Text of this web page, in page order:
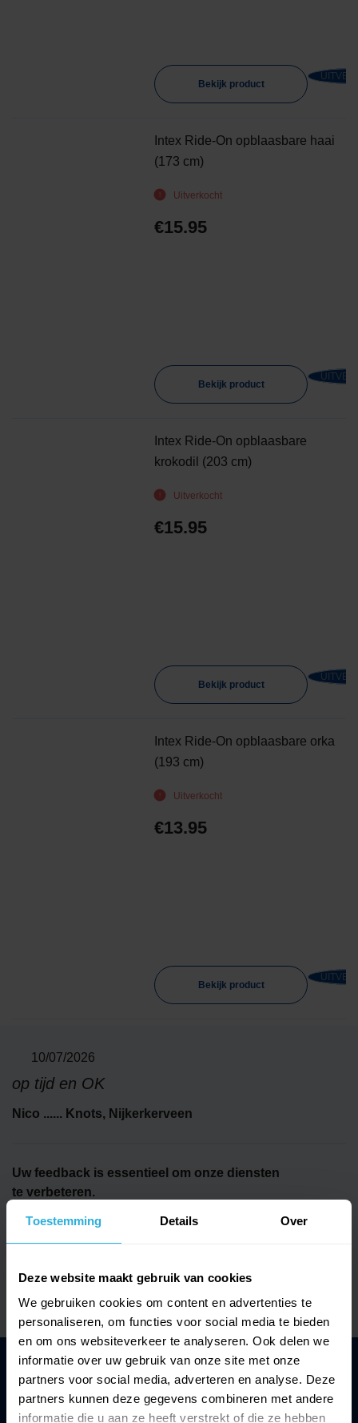
Toestemming Details Over
Deze website maakt gebruik van cookies
We gebruiken cookies om content en advertenties te
personaliseren, om functies voor social media te bieden
en om ons websiteverkeer te analyseren. Ook delen we
informatie over uw gebruik van onze site met onze
partners voor social media, adverteren en analyse. Deze
partners kunnen deze gegevens combineren met andere
informatie die u aan ze heeft verstrekt of die ze hebben
Bekijk product
Uitverkocht
Intex Ride-On opblaasbare haai
(173 cm)
€15.95
Bekijk product
Uitverkocht
Intex Ride-On opblaasbare
krokodil (203 cm)
€15.95
Bekijk product
Uitverkocht
Intex Ride-On opblaasbare orka
(193 cm)
€13.95
Bekijk product
10/07/2026
op tijd en OK
Nico ...... Knots​, Nijkerkerveen
Uw feedback is essentieel om onze diensten
te verbeteren.
1788 Onafhankelijke beoordelingen
Klanten geven ons een
Gecertificeerde webshop
Contact